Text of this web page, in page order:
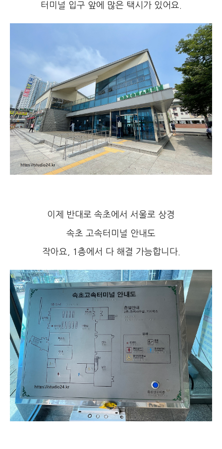
터미널 입구 앞에 많은 택시가 있어요.
이제 반대로 속초에서 서울로 상경
속초 고속터미널 안내도
작아요, 1층에서 다 해결 가능합니다.